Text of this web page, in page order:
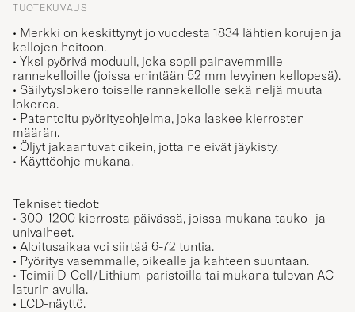
TUOTEKUVAUS
• Merkki on keskittynyt jo vuodesta 1834 lähtien korujen ja
kellojen hoitoon.
• Yksi pyörivä moduuli, joka sopii painavemmille
rannekelloille (joissa enintään 52 mm levyinen kellopesä).
• Säilytyslokero toiselle rannekellolle sekä neljä muuta
lokeroa.
• Patentoitu pyöritysohjelma, joka laskee kierrosten
määrän.
• Öljyt jakaantuvat oikein, jotta ne eivät jäykisty.
• Käyttöohje mukana.
Tekniset tiedot:
• 300-1200 kierrosta päivässä, joissa mukana tauko- ja
univaiheet.
• Aloitusaikaa voi siirtää 6-72 tuntia.
• Pyöritys vasemmalle, oikealle ja kahteen suuntaan.
• Toimii D-Cell/Lithium-paristoilla tai mukana tulevan AC-
laturin avulla.
• LCD-näyttö.